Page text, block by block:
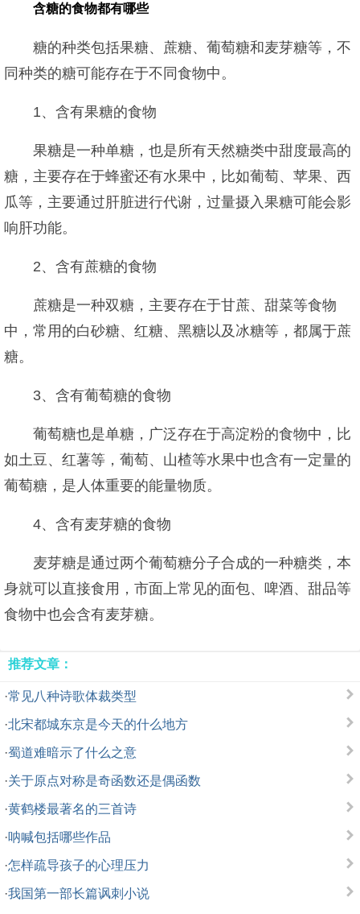
含糖的食物都有哪些
糖的种类包括果糖、蔗糖、葡萄糖和麦芽糖等，不
同种类的糖可能存在于不同食物中。
1、含有果糖的食物
果糖是一种单糖，也是所有天然糖类中甜度最高的
糖，主要存在于蜂蜜还有水果中，比如葡萄、苹果、西
瓜等，主要通过肝脏进行代谢，过量摄入果糖可能会影
响肝功能。
2、含有蔗糖的食物
蔗糖是一种双糖，主要存在于甘蔗、甜菜等食物
中，常用的白砂糖、红糖、黑糖以及冰糖等，都属于蔗
糖。
3、含有葡萄糖的食物
葡萄糖也是单糖，广泛存在于高淀粉的食物中，比
如土豆、红薯等，葡萄、山楂等水果中也含有一定量的
葡萄糖，是人体重要的能量物质。
4、含有麦芽糖的食物
麦芽糖是通过两个葡萄糖分子合成的一种糖类，本
身就可以直接食用，市面上常见的面包、啤酒、甜品等
食物中也会含有麦芽糖。
推荐文章：
·常见八种诗歌体裁类型
·北宋都城东京是今天的什么地方
·蜀道难暗示了什么之意
·关于原点对称是奇函数还是偶函数
·黄鹤楼最著名的三首诗
·呐喊包括哪些作品
·怎样疏导孩子的心理压力
·我国第一部长篇讽刺小说